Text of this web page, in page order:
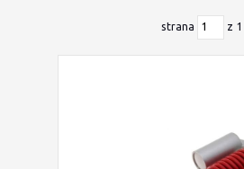
strana z 1